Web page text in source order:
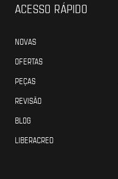
ACESSO RÁPIDO
NOVAS
OFERTAS
PEÇAS
REVISÃO
BLOG
LIBERACRED